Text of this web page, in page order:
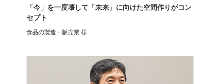
オフィスチェア
「今」を一度壊して「未来」に向けた空間作りがコン
セプト
食品の製造・販売業 様